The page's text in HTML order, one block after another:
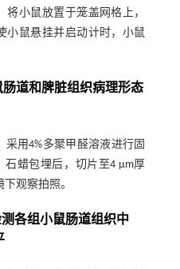
将小鼠放置于笼盖网格上，
小鼠悬挂并启动计时，小鼠
道和脾脏组织病理形态
用4%多聚甲醛溶液进行固
石蜡包埋后，切片至4 μm厚
观察拍照。
各组小鼠肠道组织中